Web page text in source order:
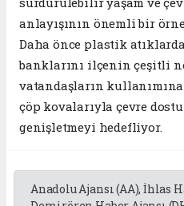
anlayışının önemli bir
Daha önce plastik
banklarını ilçenin çeşitli
vatandaşların
çöp kovalarıyla çevre
genişletmeyi hedefliyor.
Anadolu Ajansı (AA), İhlas